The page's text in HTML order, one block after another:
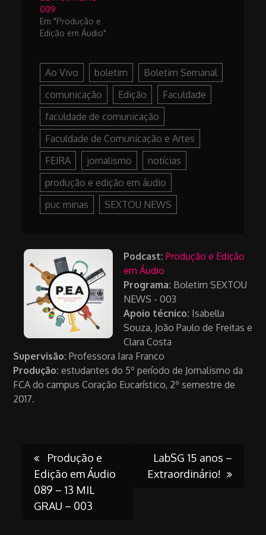
009
Em "Produção e
Edição em Áudio"
Ao Vivo boletim
Boletim Semanal
comunicação
Edição
Faculdade
faculdade de comunicação
Faculdade de Comunicação e Artes
FEIRA
jornalismo
notícias
produção e edição em áudio
puc minas
SEXTOU NEWS
Podcast: Produção e Edição
em Áudio
Programa: Boletim SEXTOU
NEWS - 003
Apoio técnico: Isabella
Souza, João Paulo de Freitas e
Clara Costa
Supervisão: Professora Iara Franco
Produção: estudantes do 5º período de Jornalismo da
FCA do campus Coração Eucarístico, 2º semestre de
2017.
Post
navigation
Produção e
Edição em Áudio
089 – 13 MIL
GRAU – 003
LabSG 15 anos –
Extraordinário!